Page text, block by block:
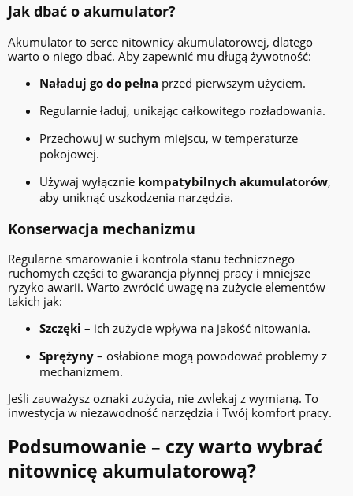
Jak dbać o akumulator?
Akumulator to serce nitownicy akumulatorowej, dlatego
warto o niego dbać. Aby zapewnić mu długą żywotność:
Naładuj go do pełna przed pierwszym użyciem.
Regularnie ładuj, unikając całkowitego rozładowania.
Przechowuj w suchym miejscu, w temperaturze
pokojowej.
Używaj wyłącznie kompatybilnych akumulatorów,
aby uniknąć uszkodzenia narzędzia.
Konserwacja mechanizmu
Regularne smarowanie i kontrola stanu technicznego
ruchomych części to gwarancja płynnej pracy i mniejsze
ryzyko awarii. Warto zwrócić uwagę na zużycie elementów
takich jak:
Szczęki – ich zużycie wpływa na jakość nitowania.
Sprężyny – osłabione mogą powodować problemy z
mechanizmem.
Jeśli zauważysz oznaki zużycia, nie zwlekaj z wymianą. To
inwestycja w niezawodność narzędzia i Twój komfort pracy.
Podsumowanie – czy warto wybrać
nitownicę akumulatorową?